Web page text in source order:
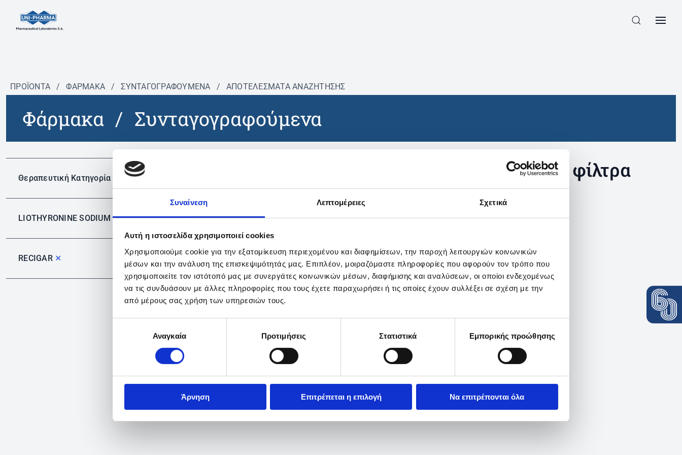
Συναίνεση Λεπτομέρειες Σχετικά
Αυτή η ιστοσελίδα χρησιμοποιεί cookies
Χρησιμοποιούμε cookie για την εξατομίκευση περιεχομένου και διαφημίσεων, την παροχή λειτουργιών κοινωνικών
μέσων και την ανάλυση της επισκεψιμότητάς μας. Επιπλέον, μοιραζόμαστε πληροφορίες που αφορούν τον τρόπο που
χρησιμοποιείτε τον ιστότοπό μας με συνεργάτες κοινωνικών μέσων, διαφήμισης και αναλύσεων, οι οποίοι ενδεχομένως
να τις συνδυάσουν με άλλες πληροφορίες που τους έχετε παραχωρήσει ή τις οποίες έχουν συλλέξει σε σχέση με την
από μέρους σας χρήση των υπηρεσιών τους.
συγκατάθεσηςΑναγκαία Προτιμήσεις Στατιστικά Εμπορικής προώθησης
Άρνηση Επιτρέπεται η επιλογή Να επιτρέπονται όλα
ΠΡΟΪΟΝΤΑ / ΦΆΡΜΑΚΑ / ΣΥΝΤΑΓΟΓΡΑΦΟΎΜΕΝΑ / ΑΠΟΤΕΛΕΣΜΑΤΑ ΑΝΑΖΗΤΗΣΗΣ
Φάρμακα / Συνταγογραφούμενα
Θεραπευτική Κατηγορία
LIOTHYRONINE SODIUM ✕
RECIGAR ✕
Δεν βρέθηκαν προϊόντα με τα συγκεκριμένα φίλτρα